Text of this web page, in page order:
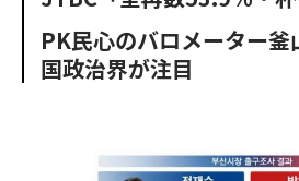
PK民心のバロメーター
国政治界が注目